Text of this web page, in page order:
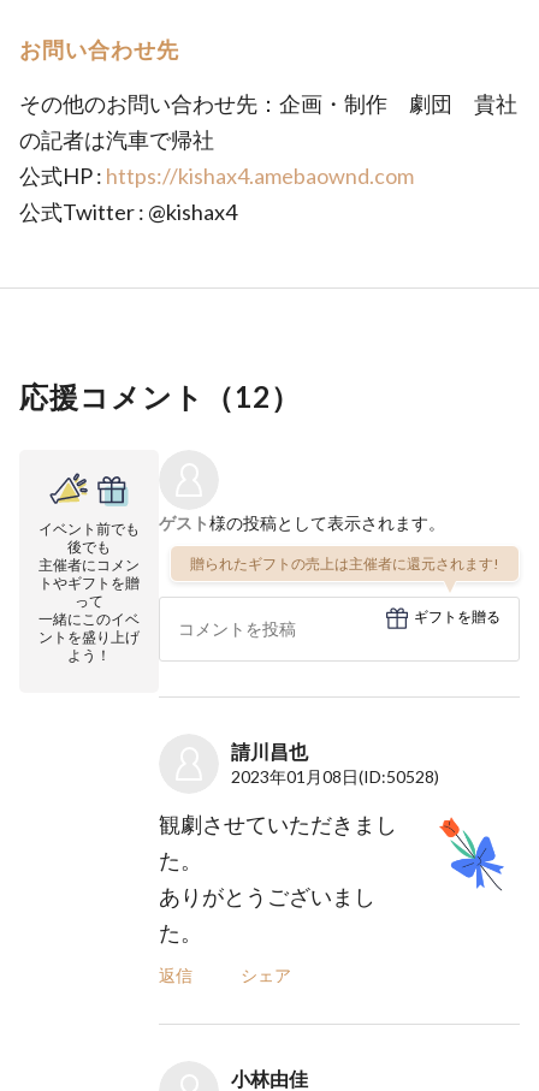
お問い合わせ先
その他のお問い合わせ先：企画・制作 劇団 貴社
の記者は汽車で帰社
公式HP : https://kishax4.amebaownd.com
公式Twitter : @kishax4
応援コメント（12）
イベント前でも
後でも
主催者にコメン
トやギフトを贈
って
一緒にこのイベ
ントを盛り上げ
よう！
ゲスト様の投稿として表示されます。
贈られたギフトの売上は主催者に還元されます!
ギフトを贈る
請川昌也
2023年01月08日(ID:50528)
観劇させていただきまし
た。
ありがとうございまし
た。
返信 シェア
小林由佳